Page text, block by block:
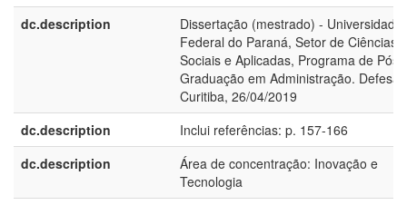
dc.description
Dissertação (mestrado) - Universidade
Federal do Paraná, Setor de Ciências
Sociais e Aplicadas, Programa de Pós-
Graduação em Administração. Defesa :
Curitiba, 26/04/2019
dc.description
Inclui referências: p. 157-166
dc.description
Área de concentração: Inovação e
Tecnologia